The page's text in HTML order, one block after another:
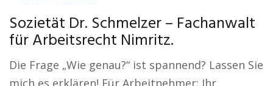
Sozietät Dr. Schmelzer – Fachanwalt
für Arbeitsrecht Nimritz.
Die Frage „Wie genau?“ ist spannend? Lassen Sie